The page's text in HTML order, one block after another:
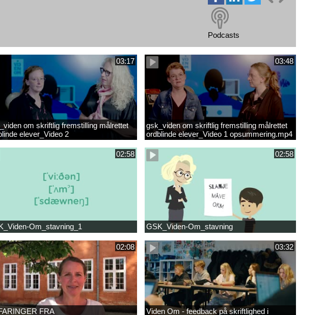
Podcasts
03:17
om skriftlig fremstilling målrettet
elever_Video 2
03:48
gsk_viden om skriftlig fremstilling målrettet
ordblinde elever_Video 1 opsummering.mp4
02:58
Om_stavning_1
02:58
GSK_Viden-Om_stavning
02:08
FRA
03:32
Viden Om - feedback på skriftlighed i